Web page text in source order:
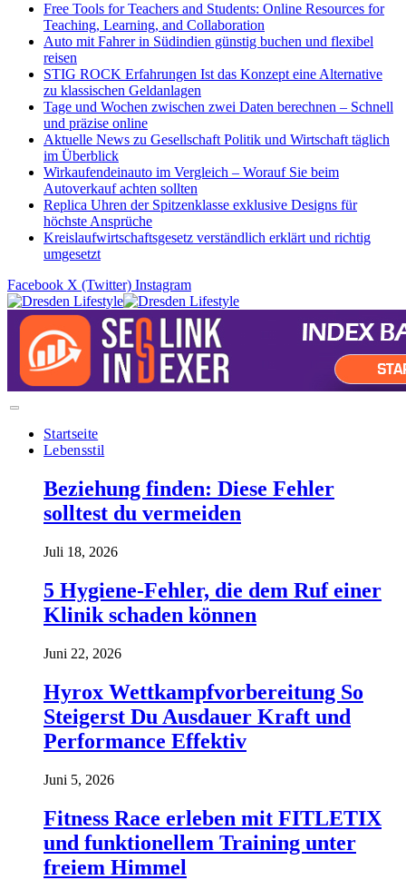
Free Tools for Teachers and Students: Online Resources for
Teaching, Learning, and Collaboration
Auto mit Fahrer in Südindien günstig buchen und flexibel
reisen
STIG ROCK Erfahrungen Ist das Konzept eine Alternative
zu klassischen Geldanlagen
Tage und Wochen zwischen zwei Daten berechnen – Schnell
und präzise online
Aktuelle News zu Gesellschaft Politik und Wirtschaft täglich
im Überblick
Wirkaufendeinauto im Vergleich – Worauf Sie beim
Autoverkauf achten sollten
Replica Uhren der Spitzenklasse exklusive Designs für
höchste Ansprüche
Kreislaufwirtschaftsgesetz verständlich erklärt und richtig
umgesetzt
Facebook X (Twitter) Instagram
Startseite
Lebensstil
Beziehung finden: Diese Fehler
solltest du vermeiden
Juli 18, 2026
5 Hygiene-Fehler, die dem Ruf einer
Klinik schaden können
Juni 22, 2026
Hyrox Wettkampfvorbereitung So
Steigerst Du Ausdauer Kraft und
Performance Effektiv
Juni 5, 2026
Fitness Race erleben mit FITLETIX
und funktionellem Training unter
freiem Himmel